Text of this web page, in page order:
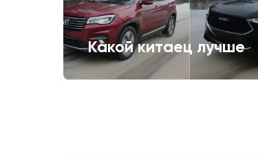
Какой китаец лучше